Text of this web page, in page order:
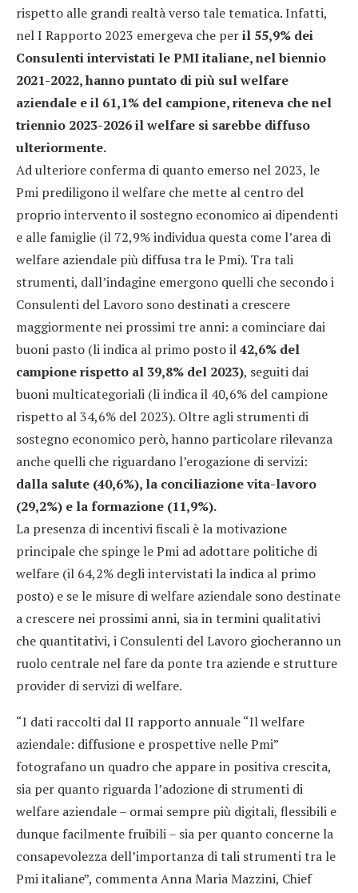
rispetto alle grandi realtà verso tale tematica. Infatti,
nel I Rapporto 2023 emergeva che peril 55,9% dei
Consulenti intervistati le PMI italiane, nel biennio
2021-2022, hanno puntato di più sul welfare
aziendale e il 61,1% del campione, riteneva che nel
triennio 2023-2026 il welfare si sarebbe diffuso
ulteriormente.
Ad ulteriore conferma di quanto emerso nel 2023, le
Pmi prediligono il welfare che mette al centro del
proprio intervento il sostegno economico ai dipendenti
e alle famiglie (il 72,9% individua questa come l’area di
welfare aziendale più diffusa tra le Pmi). Tra tali
strumenti, dall’indagine emergono quelli che secondo i
Consulenti del Lavoro sono destinati a crescere
maggiormente nei prossimi tre anni: a cominciare dai
buoni pasto (li indica al primo posto il42,6% del
campione rispetto al 39,8% del 2023), seguiti dai
buoni multicategoriali (li indica il 40,6% del campione
rispetto al 34,6% del 2023). Oltre agli strumenti di
sostegno economico però, hanno particolare rilevanza
anche quelli che riguardano l’erogazione di servizi:
dalla salute (40,6%), la conciliazione vita-lavoro
(29,2%) e la formazione (11,9%).
La presenza di incentivi fiscali è la motivazione
principale che spinge le Pmi ad adottare politiche di
welfare (il 64,2% degli intervistati la indica al primo
posto) e se le misure di welfare aziendale sono destinate
a crescere nei prossimi anni, sia in termini qualitativi
che quantitativi, i Consulenti del Lavoro giocheranno un
ruolo centrale nel fare da ponte tra aziende e strutture
provider di servizi di welfare.
“I dati raccolti dal II rapporto annuale “Il welfare
aziendale: diffusione e prospettive nelle Pmi”
fotografano un quadro che appare in positiva crescita,
sia per quanto riguarda l’adozione di strumenti di
welfare aziendale – ormai sempre più digitali, flessibili e
dunque facilmente fruibili – sia per quanto concerne la
consapevolezza dell’importanza di tali strumenti tra le
Pmi italiane”, commenta Anna Maria Mazzini, Chief